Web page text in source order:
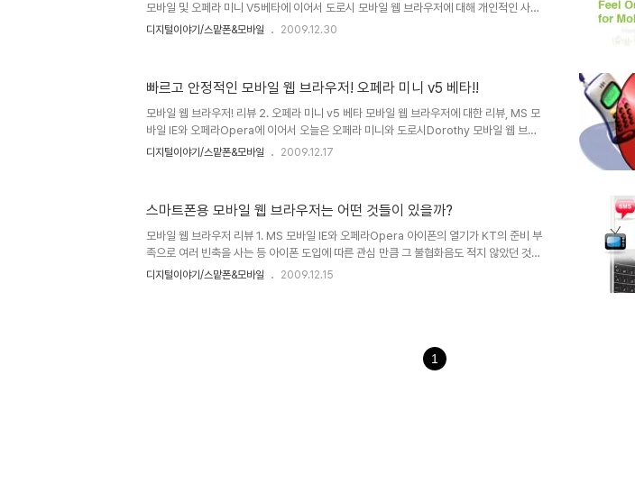
모바일 및 오페라 미니 V5베타에 이어서 도로시 모바일 웹 브라우저에 대해 개인적인 사용
경험을 바탕으로 성능 및 기능에 대해 말씀드리도록 하겠습니다. ▲ 윈도모바일에서 구동
로그램에 대한 내용을 다루지 못하고 다음으로 미루게 된 부분도 생기게 된 듯 합니다.하지
만, 어찌됐든 생각했던 바와 이미 약속된 내용들에 대해서는 시간이 조금 걸리더라도 마무
리..
디지털이야기/스맡폰&모바일 2009.12.30
빠르고 안정적인 모바일 웹 브라우저! 오페라 미니 v5 베타!!
모바일 웹 브라우저! 리뷰 2. 오페라 미니 v5 베타 모바일 웹 브라우저에 대한 리뷰, MS 모
바일 IE와 오페라Opera에 이어서 오늘은 오페라 미니와 도로시Dorothy 모바일 웹 브라
우저를 사용했던 경험과 느낌을 바탕으로 글을 올리도록 하겠습니다. 아무래도 지난번 포스
은 "오페라 미니"구나라는 것을 알 수 있습니다. 하지만, 지난번 리뷰의 나니님 댓글을 통해
서도 알수 있듯이 옴니아에 있는 웹서핑의 경우는 이전 wipi플렛폼에서 프로그램을 만..
디지털이야기/스맡폰&모바일 2009.12.17
스마트폰용 모바일 웹 브라우저는 어떤 것들이 있을까?
모바일 웹 브라우저 리뷰 1. MS 모바일 IE와 오페라Opera 아이폰의 열기가 KT의 준비 부
족으로 여러 빈축을 사는 등 아이폰 도입에 따른 관심 만큼 그 불협화음도 적지 않았던 것
같습니다. 하지만, 아이폰에 기다리며 극적으로 맞이하게 된 매니아층의 아이폰에 대한 사
에서 중심이 되는 기능으로써 그 사용의 빈도가 가장 많을 것으로 예상되는 것으로 가장
디지털이야기/스맡폰&모바일 2009.12.15
1